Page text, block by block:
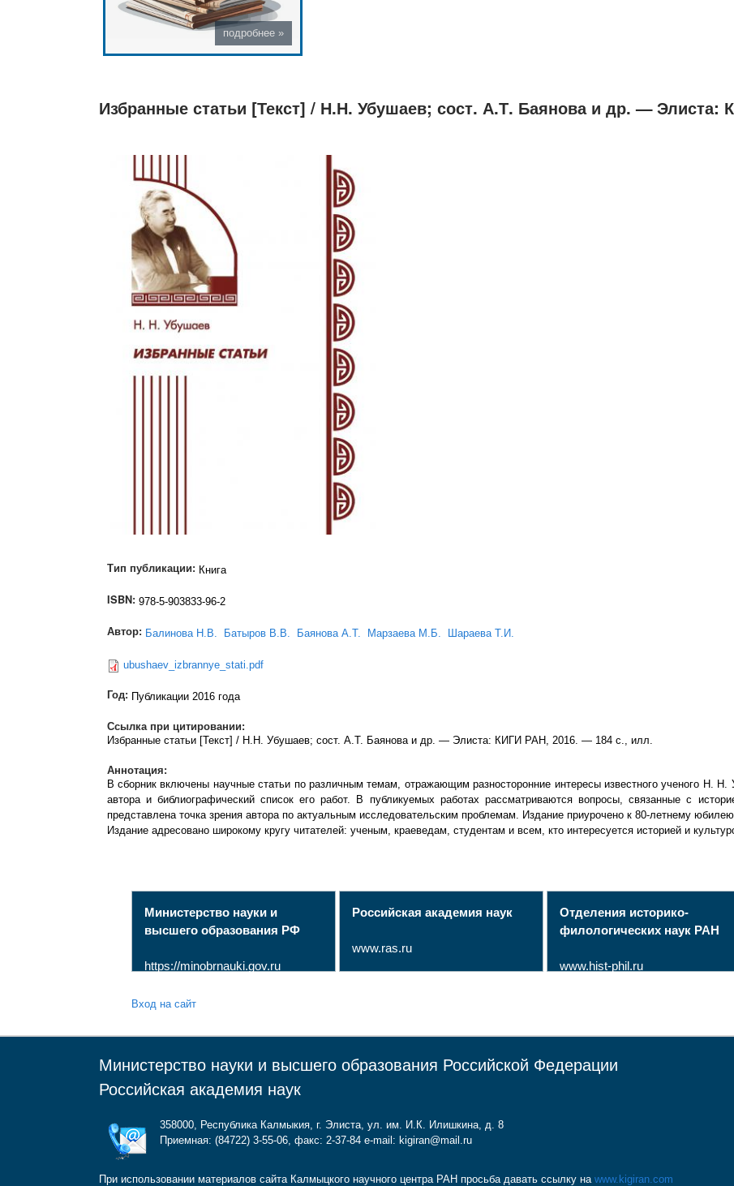
Избранные статьи [Текст] / Н.Н. Убушаев; сост. А.Т. Баянова и др. — Элиста:
Тип публикации: Книга
ISBN: 978-5-903833-96-2
Автор: Балинова Н.В. Батыров В.В. Баянова А.Т. Марзаева М.Б. Шараева Т.И.
ubushaev_izbrannye_stati.pdf
Год: Публикации 2016 года
Ссылка при цитировании:
Избранные статьи [Текст] / Н.Н. Убушаев; сост. А.Т. Баянова и др. — Элиста: КИГИ РАН, 2016. — 184 с., илл.
Аннотация:
В сборник включены научные статьи по различным темам, отражающим разносторонние интересы известного ученого Н.
автора и библиографический список его работ. В публикуемых работах рассматриваютсявопросы, связанные с
представлена точка зрения автора по актуальным исследовательским проблемам. Издание приурочено к 80-летнему юбилею
Издание адресовано широкому кругу читателей: ученым, краеведам, студентам и всем, кто интересуется историей и
Министерство науки и
высшего образования РФ
https://minobrnauki.gov.ru
Российская академия наук
www.ras.ru
Отделения историко-
филологических наук РАН
www.hist-phil.ru
Вход на сайт
Министерство науки и высшего образования Российской Федерации
Российская академия наук
358000, Республика Калмыкия, г. Элиста, ул. им. И.К. Илишкина, д. 8
Приемная: (84722) 3-55-06, факс: 2-37-84 e-mail: kigiran@mail.ru
При использовании материалов сайта Калмыцкого научного центра РАН просьба давать ссылку на www.kigiran.com